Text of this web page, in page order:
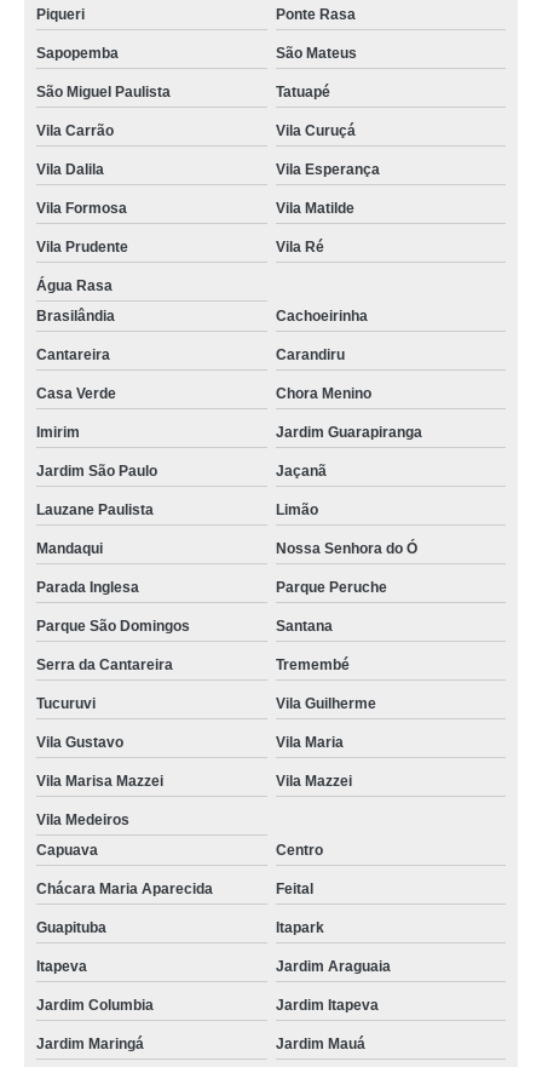
Piqueri Ponte Rasa
Sapopemba São Mateus
São Miguel Paulista Tatuapé
Vila Carrão Vila Curuçá
Vila Dalila Vila Esperança
Vila Formosa Vila Matilde
Vila Prudente Vila Ré
Água Rasa
Brasilândia
Cachoeirinha
Cantareira Carandiru
Casa Verde Chora Menino
Imirim Jardim Guarapiranga
Jardim São Paulo Jaçanã
Lauzane Paulista Limão
Mandaqui Nossa Senhora do Ó
Parada Inglesa Parque Peruche
Parque São Domingos Santana
Serra da Cantareira Tremembé
Tucuruvi Vila Guilherme
Vila Gustavo Vila Maria
Vila Marisa Mazzei Vila Mazzei
Vila Medeiros
Capuava
Centro
Chácara Maria Aparecida Feital
Guapituba Itapark
Itapeva Jardim Araguaia
Jardim Columbia Jardim Itapeva
Jardim Maringá Jardim Mauá